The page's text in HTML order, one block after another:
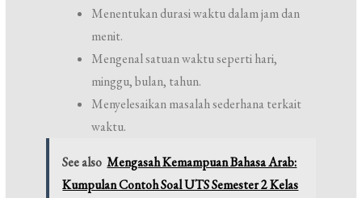
Menentukan durasi waktu dalam jam dan
menit.
Mengenal satuan waktu seperti hari,
minggu, bulan, tahun.
Menyelesaikan masalah sederhana terkait
waktu.
See also Mengasah Kemampuan Bahasa Arab:
Kumpulan Contoh Soal UTS Semester 2 Kelas